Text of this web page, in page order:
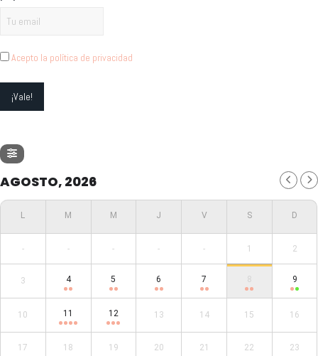
Acepto la política de privacidad
AGOSTO, 2026
- - - - - 1 2
3 4 5 6 7 8 9
10 11 12 13 14 15 16
17 18 19 20 21 22 23